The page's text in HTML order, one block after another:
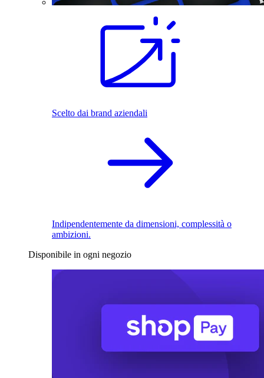
Scelto dai brand aziendali
Indipendentemente da dimensioni, complessità o
ambizioni.
Disponibile in ogni negozio